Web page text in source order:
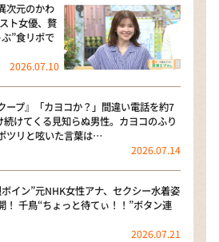
次元のかわ
ト女優、贅
”食リポで
2026.07.10
ープ』「カヨコか？」間違い電話を約7
けてくる見知らぬ男性。カヨコのふり
ツリと呟いた言葉は…
2026.07.14
ボイン”元NHK女性アナ、セクシー水着姿
！ 千鳥“ちょっと待てぃ！！”ボタン連
2026.07.21